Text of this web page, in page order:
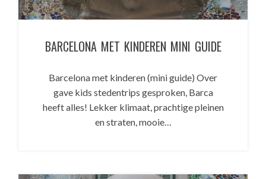
BARCELONA MET KINDEREN MINI GUIDE
Barcelona met kinderen (mini guide) Over
gave kids stedentrips gesproken, Barca
heeft alles! Lekker klimaat, prachtige pleinen
en straten, mooie…